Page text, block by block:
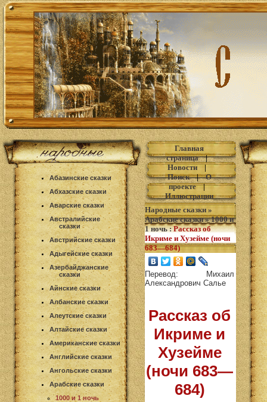
Абазинские сказки
Абхазские сказки
Аварские сказки
Австралийские
сказки
Австрийские сказки
Адыгейские сказки
Азербайджанские
сказки
Айнские сказки
Албанские сказки
Алеутские сказки
Алтайские сказки
Американские сказки
Английские сказки
Ангольские сказки
Арабские сказки
1000 и 1 ночь
Главная
страница|
Новости|
Поиск|О
проекте|
Иллюстрации
Народные сказки »
Арабские сказки»1000 и
1 ночь: Рассказ об
Икриме и Хузейме (ночи
683—684)
Перевод: Михаил
Александрович Салье
Рассказ об
Икриме и
Хузейме
(ночи 683—
684)